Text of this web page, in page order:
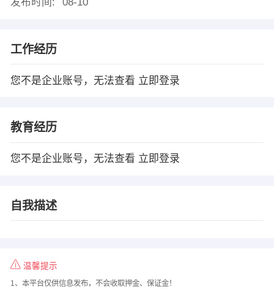
工作经历
您不是企业账号，无法查看 立即登录
教育经历
您不是企业账号，无法查看 立即登录
自我描述
温馨提示
1、本平台仅供信息发布，不会收取押金、保证金！